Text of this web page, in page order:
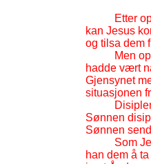
Etter
kan Jesus
og tilsa dem
Men
hadde vært
Gjensynet
situasjonen
Sønnen
Sønnen
Som
han dem å